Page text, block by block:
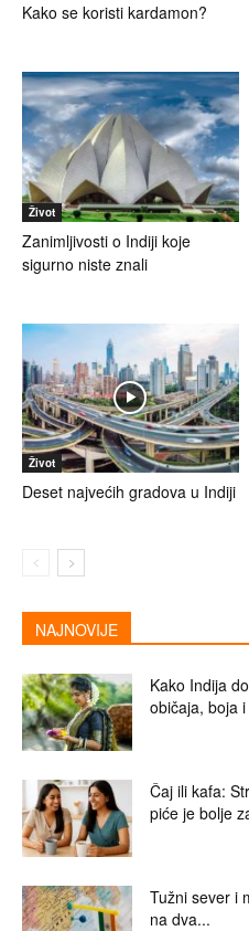
Kako se koristi kardamon?
Život
Zanimljivosti o Indiji koje
sigurno niste znali
Život
Deset najvećih gradova u Indiji
NAJNOVIJE
Kako Indija
običaja, boja
Čaj ili kafa:
piće je bolje
Tužni sever i
na dva...